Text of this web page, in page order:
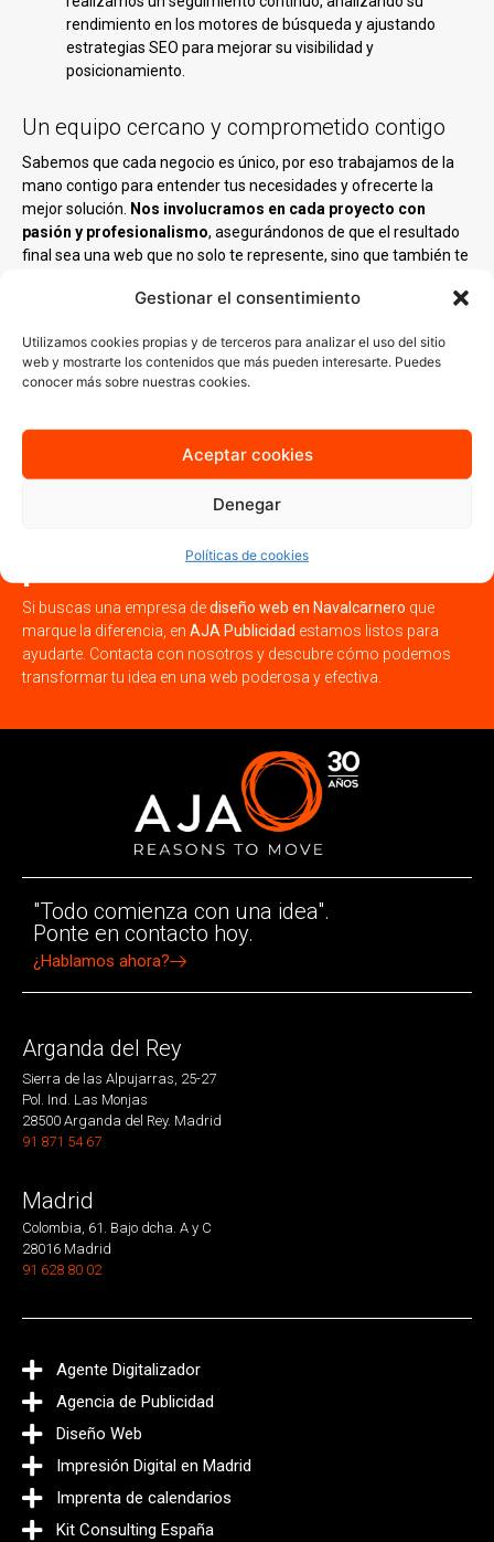
Gestionar el consentimiento
Utilizamos cookies propias y de terceros para analizar el uso del sitio
web y mostrarte los contenidos que más pueden interesarte. Puedes
conocer más sobre nuestras cookies.
Aceptar cookies
Denegar
Políticas de cookies
rendimiento en los motores de búsqueda y ajustando
estrategias SEO para mejorar su visibilidad y
posicionamiento.
Un equipo cercano y comprometido contigo
Sabemos que cada negocio es único, por eso trabajamos de la
mano contigo para entender tus necesidades y ofrecerte la
mejor solución. Nos involucramos en cada proyecto con
pasión y profesionalismo, asegurándonos de que el resultado
final sea una web que no solo te represente, sino que también te
programadores y especialistas en marketing digital que
combinan creatividad y tecnología paradesarrollar proyectos
webque generan impacto.
¡Potencia tu negocio en
profesional!
Si buscas una empresa dediseño web en Navalcarnero que
marque la diferencia, en AJA Publicidad estamos listos para
ayudarte. Contacta con nosotros y descubre cómo podemos
transformar tu idea en una web poderosa y efectiva.
"Todo comienza con una idea".
Ponte en contacto hoy.
¿Hablamos ahora?
Arganda del Rey
Sierra de las Alpujarras, 25-27
Pol. Ind. Las Monjas
28500 Arganda del Rey. Madrid
91 871 54 67
Madrid
Colombia, 61. Bajo dcha. A y C
28016 Madrid
91 628 80 02
Agente Digitalizador
Agencia de Publicidad
Diseño Web
Impresión Digital en Madrid
Imprenta de calendarios
Kit Consulting España